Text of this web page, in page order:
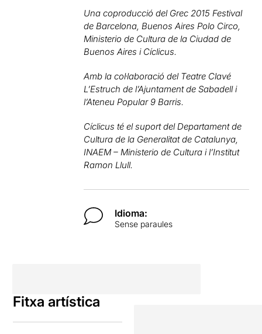
Una coproducció del Grec 2015 Festival
de Barcelona, Buenos Aires Polo Circo,
Ministerio de Cultura de la Ciudad de
Buenos Aires i Cíclicus.
Amb la col·laboració del Teatre Clavé
L’Estruch de l’Ajuntament de Sabadell i
l’Ateneu Popular 9 Barris.
Cíclicus té el suport del Departament de
Cultura de la Generalitat de Catalunya,
INAEM – Ministerio de Cultura i l’Institut
Ramon Llull.
Idioma:
Sense paraules
Fitxa artística